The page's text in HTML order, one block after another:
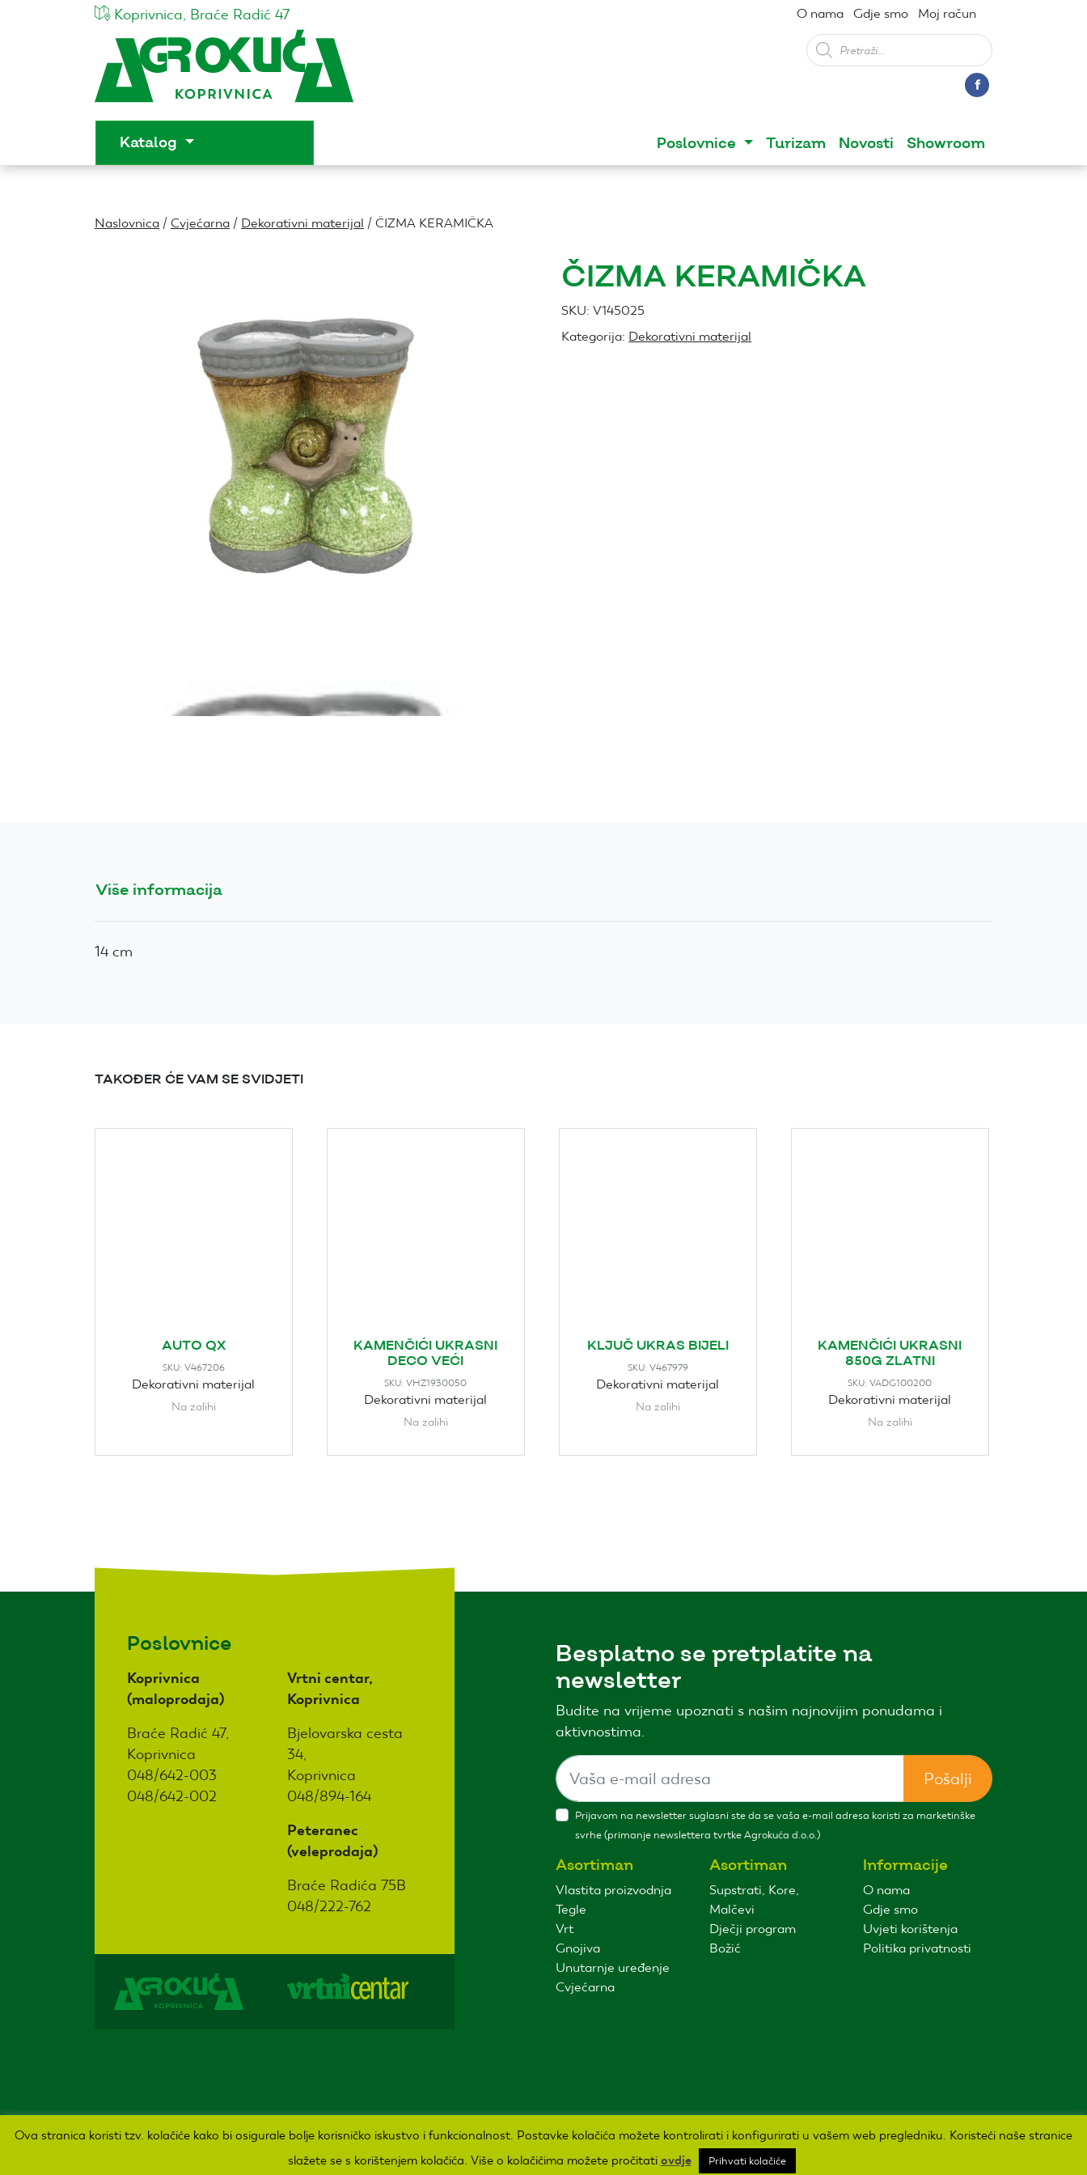
Koprivnica, Braće Radić 47 O nama Gdje smo
Moj račun
Products
search
Katalog Poslovnice Turizam Novosti Showroom
Naslovnica /Cvjećarna / Dekorativni materijal / ČIZMA KERAMIČKA
ČIZMA KERAMIČKA
SKU:V145025
Kategorija: Dekorativni materijal
Više informacija
14 cm
TAKOĐER ĆE VAM SE SVIDJETI
AUTO QX
SKU: V467206
Dekorativni materijal
Na zalihi
KAMENČIĆI UKRASNI
DECO VEĆI
SKU:VHZ1930050
Dekorativni materijal
Na zalihi
KLJUČ UKRAS BIJELI
SKU: V467979
Dekorativni materijal
Na zalihi
KAMENČIĆI UKRASNI
850G ZLATNI
SKU:VADG100200
Dekorativni materijal
Na zalihi
Poslovnice
Koprivnica
(maloprodaja)
Braće Radić 47,
Koprivnica
048/642-003
048/642-002
Vrtni centar,
Koprivnica
Bjelovarska cesta
34,
Koprivnica
048/894-164
Peteranec
(veleprodaja)
Braće Radića 75B
048/222-762
Besplatno se pretplatite na
newsletter
Budite na vrijeme upoznati s našim najnovijim ponudama i
aktivnostima.
Pošalji
Prijavom na newsletter suglasni ste da se vaša e-mail adresa koristi za marketinške
svrhe (primanje newslettera tvrtke Agrokuća d.o.o.)
Asortiman
Vlastita proizvodnja
Tegle
Vrt
Gnojiva
Unutarnje uređenje
Cvjećarna
Asortiman
Supstrati, Kore,
Malčevi
Dječji program
Božić
Informacije
O nama
Gdje smo
Uvjeti korištenja
Politika privatnosti
Sva prava pridržana Agro kuća d.o.o. 2019. Izrada:
Ova stranica koristi tzv. kolačiće kako bi osigurale bolje korisničko iskustvo i funkcionalnost. Postavke kolačića možete kontrolirati i konfigurirati u vašem web pregledniku. Koristeći naše stranice
slažete se s korištenjem kolačića. Više o kolačićima možete pročitati ovdje Prihvati kolačiće